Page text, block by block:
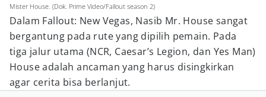
Mister House. (Dok. Prime Video/Fallout season 2)
Dalam Fallout: New Vegas, Nasib Mr. House sangat
bergantung pada rute yang dipilih pemain. Pada
tiga jalur utama (NCR, Caesar’s Legion, dan Yes Man)
House adalah ancaman yang harus disingkirkan
agar cerita bisa berlanjut.